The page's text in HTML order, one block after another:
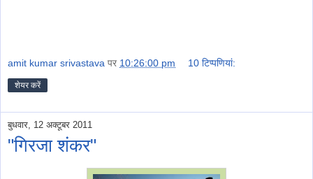
amit kumar srivastava पर 10:26:00 pm 10 टिप्‍पणियां:
शेयर करें
बुधवार, 12 अक्टूबर 2011
"गिरजा शंकर"